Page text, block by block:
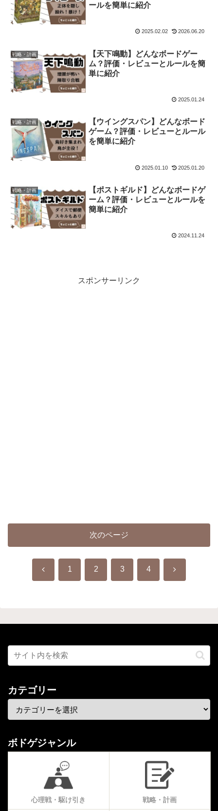
ールを簡単に紹介
2025.02.02 2026.06.20
戦略・計画
【天下鳴動】どんなボードゲー
ム？評価・レビューとルールを簡
単に紹介
2025.01.24
戦略・計画
【ウイングスパン】どんなボード
ゲーム？評価・レビューとルール
を簡単に紹介
2025.01.10 2025.01.20
戦略・計画
【ポストギルド】どんなボードゲ
ーム？評価・レビューとルールを
簡単に紹介
2024.11.24
スポンサーリンク
次のページ
前 1 2 3 4 次
カテゴリー
ボドゲジャンル
心理戦・駆け引き 戦略・計画